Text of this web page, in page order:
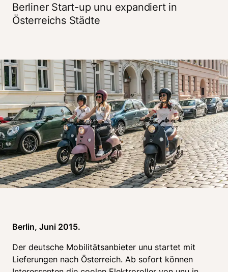
Berliner Start-up unu expandiert in
Österreichs Städte
Berlin, Juni 2015.
Der deutsche Mobilitätsanbieter unu startet mit
Lieferungen nach Österreich. Ab sofort können